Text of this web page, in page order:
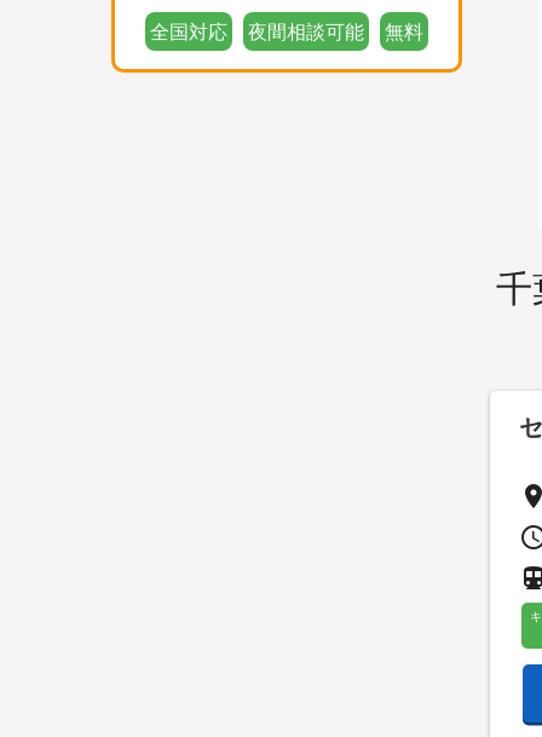
全国対応 夜間相談可能 無料
千
place
directions_subway